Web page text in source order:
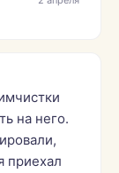
на него.
приехал